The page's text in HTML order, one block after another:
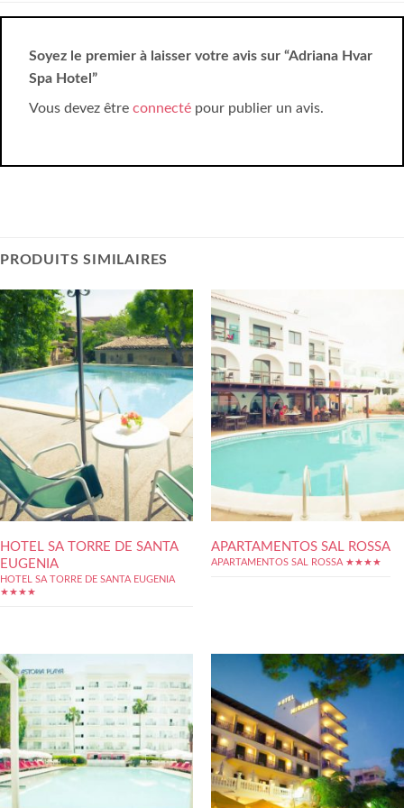
Soyez le premier à laisser votre avis sur “Adriana Hvar
Spa Hotel”
Vous devez être connecté pour publier un avis.
PRODUITS SIMILAIRES
HOTEL SA TORRE DE SANTA
EUGENIA
HOTEL SA TORRE DE SANTA EUGENIA
★★★★
APARTAMENTOS SAL ROSSA
APARTAMENTOS SAL ROSSA ★★★★